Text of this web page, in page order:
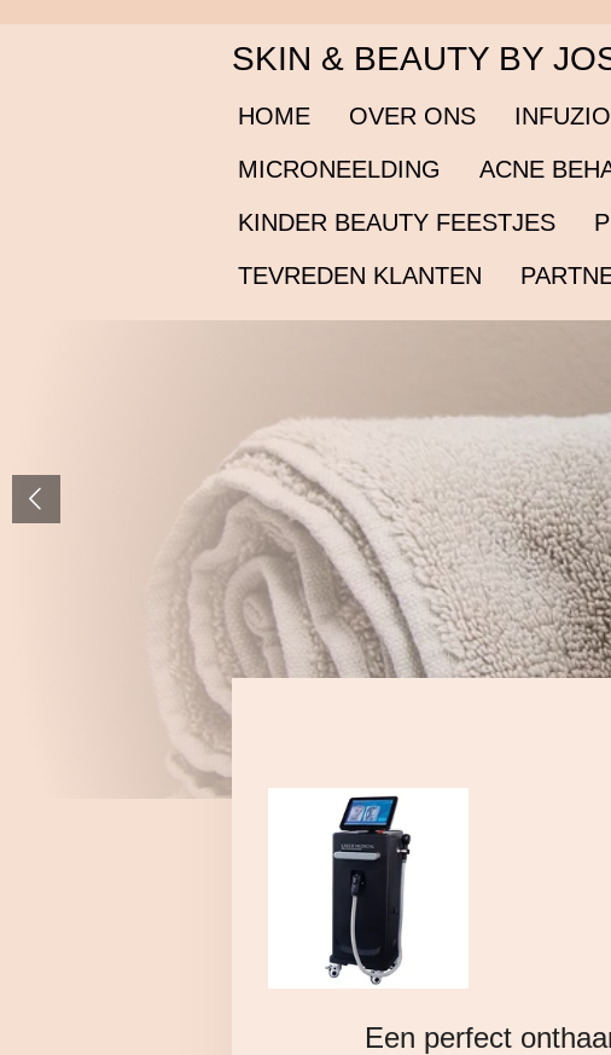
SKIN & BEAUTY BY
HOME OVER ONS
MICRONEELDING
ACNE
KINDER BEAUTY FEESTJES
TEVREDEN KLANTEN
Een perfect